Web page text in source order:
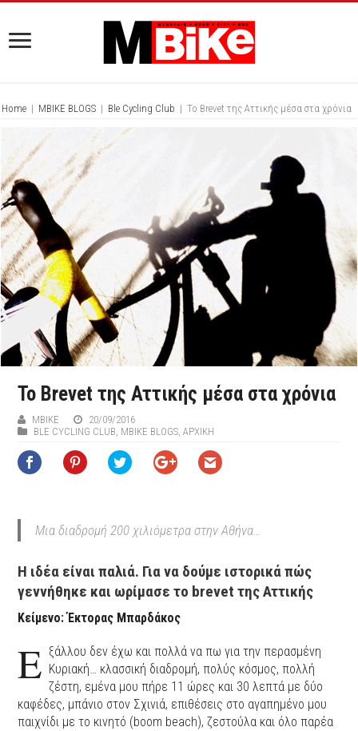
Home | MBIKE BLOGS | Ble Cycling Club | Το Brevet της Αττικής μέσα στα χρόνια
Το Brevet της Αττικής μέσα στα χρόνια
MBIKE
20/09/2016
BLE CYCLING CLUB, MBIKE BLOGS,ΑΡΧΙΚΉ
Μια διαδρομή 200 χιλιόμετρα στην Αθήνα…
Η ιδέα είναι παλιά. Για να δούμε ιστορικά πώς
γεννήθηκε και ωρίμασε το brevet της Αττικής
Κείμενο: Έκτορας Μπαρδάκος
Ε ξάλλου δεν έχω και πολλά να πω για την περασμένη
Κυριακή… κλασσική διαδρομή, πολύς κόσμος, πολλή
ζέστη, εμένα μου πήρε 11 ώρες και 30 λεπτά με δύο
καφέδες, μπάνιο στον Σχινιά, επιθέσεις στο αγαπημένο μου
παιχνίδι με το κινητό (boom beach), ζεστούλα και όλο παρέα